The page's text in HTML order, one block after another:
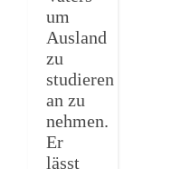
um
Ausland
zu
studieren
an zu
nehmen.
Er
lässt